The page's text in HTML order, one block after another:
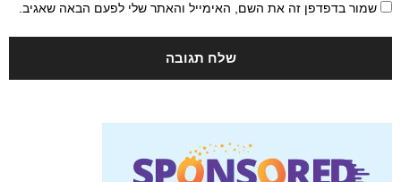
שמור בדפדפן זה את השם, האימייל והאתר שלי לפעם הבאה שאגיב.